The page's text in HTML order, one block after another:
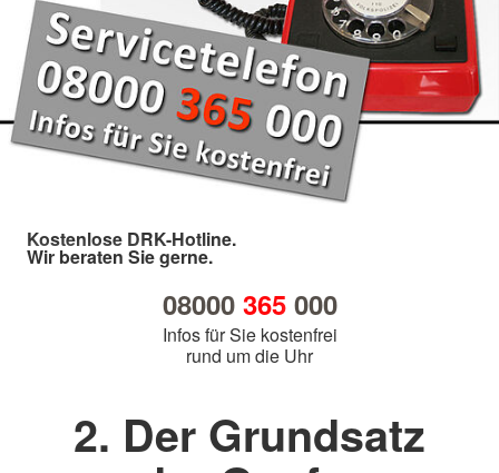
Kostenlose DRK-Hotline.
Wir beraten Sie gerne.
08000 365000
Infos für Sie kostenfrei
rund um die Uhr
2. Der Grundsatz